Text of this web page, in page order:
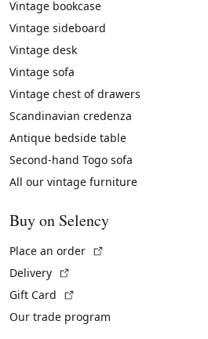
Vintage bookcase
Vintage sideboard
Vintage desk
Vintage sofa
Vintage chest of drawers
Scandinavian credenza
Antique bedside table
Second-hand Togo sofa
All our vintage furniture
Buy on Selency
Place an order
Delivery
Gift Card
Our trade program